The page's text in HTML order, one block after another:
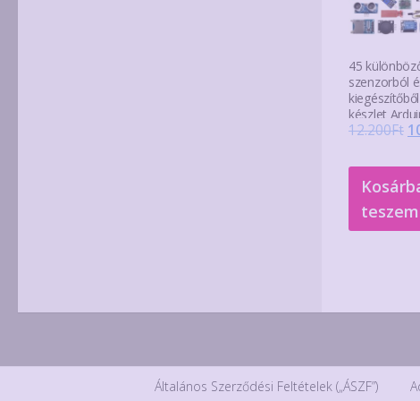
45
szenzorból
készlet
12.200Ft
teszem
Általános Szerződési Feltételek („ÁSZF”)